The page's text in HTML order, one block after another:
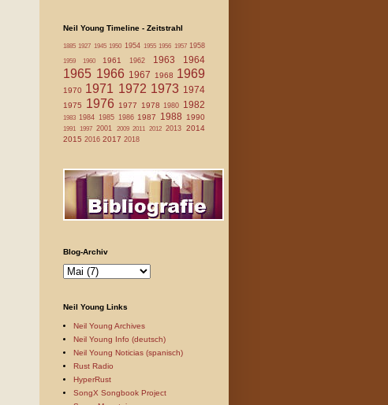
Neil Young Timeline - Zeitstrahl
18851927 19451950 1954 19551956 1957 1958
1959 1960 1961 1962 1963 1964
1965 1966 1967 1968 1969
1970 1971 1972 1973 1974
1975 1976 1977 19781980 1982
1983 1984 1985 19861987 19881990
1991 1997 2001 20092011201220132014
2015 2016 2017 2018
Blog-Archiv
Neil Young Links
Neil Young Archives
Neil Young Info (deutsch)
Neil Young Noticias (spanisch)
Rust Radio
HyperRust
SongX Songbook Project